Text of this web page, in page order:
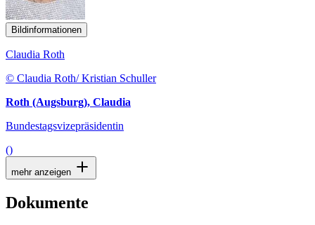
Bildinformationen
Claudia Roth
© Claudia Roth/ Kristian Schuller
Roth (Augsburg), Claudia
Bundestagsvizepräsidentin
()
mehr anzeigen
Dokumente